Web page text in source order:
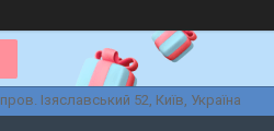
пров. Ізяславський 52, Київ, Україна